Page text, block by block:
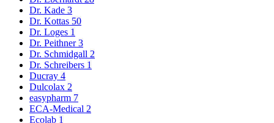
Dr. Kade 3
Dr. Kottas 50
Dr. Loges 1
Dr. Peithner3
Dr. Schmidgall 2
Dr. Schreibers 1
Ducray 4
Dulcolax 2
easypharm 7
ECA-Medical 2
Ecolab 1